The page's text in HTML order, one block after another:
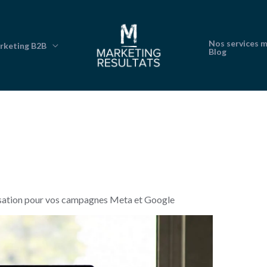
B2B Nos services
Blog
pour vos campagnes Meta et Google